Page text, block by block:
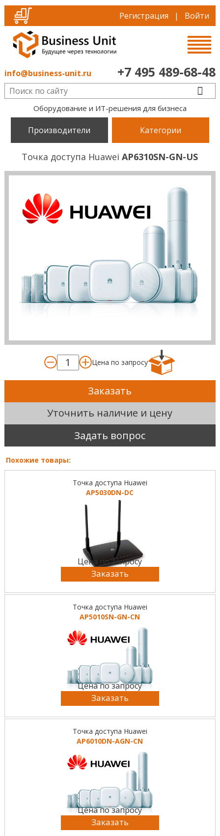
Регистрация | Войти
info@business-unit.ru +7 495 489-68-48
Оборудование и ИТ-решения для бизнеса
Производители Категории
Точка доступа HuaweiAP6310SN-GN-US
Цена по запросу
Заказать
Уточнить наличие и цену
Задать вопрос
Похожие товары:
Точка доступа Huawei
AP5030DN-DC
Цена по запросу
Заказать
Точка доступа Huawei
AP5010SN-GN-CN
Цена по запросу
Заказать
Точка доступа Huawei
AP6010DN-AGN-CN
Цена по запросу
Заказать